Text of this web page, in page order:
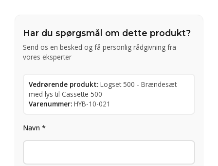
Har du spørgsmål om dette produkt?
Send os en besked og få personlig rådgivning fra
vores eksperter
Vedrørende produkt: Logset 500 - Brændesæt
med lys til Cassette 500
Varenummer: HYB-10-021
Navn *